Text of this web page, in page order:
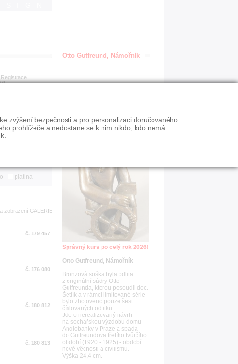
SLEVY
jen slevy
platina
zobrazení GALERIE
č. 179 457
č. 176 080
č. 180 812
č. 180 813
Otto Gutfreund, Námořník
Správný kurs po celý rok 2026!
Otto Gutfreund, Námořník
Bronzová soška byla odlita
z originální sádry Otto
Gutfreunda, kterou posoudil doc.
Šetlík a v rámci limitované série
bylo zhotoveno pouze šest
číslovaných odlitků.
Jde o nerealizovaný návrh
na sochařskou výzdobu domu
Anglobanky v Praze a spadá
do Gutfreundova třetího tvůrčího
období (1920 - 1925) - období
nové věcnosti a civilismu.
Výška 24,4 cm.
zvýšení bezpečnosti a pro personalizaci doručovaného
prohlížeče a nedostane se k nim nikdo, kdo nemá.